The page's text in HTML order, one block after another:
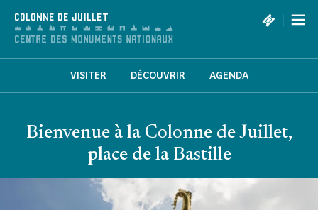
COLONNE DE JUILLET |
VISITER DÉCOUVRIR AGENDA
Bienvenue à la Colonne de Juillet,
place de la Bastille